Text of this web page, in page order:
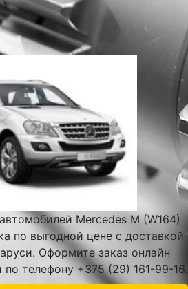
Mercedes M (W164)
по выгодной цене с доставкой
Оформите заказ онлайн
телефону +375 (29) 161-99-16.